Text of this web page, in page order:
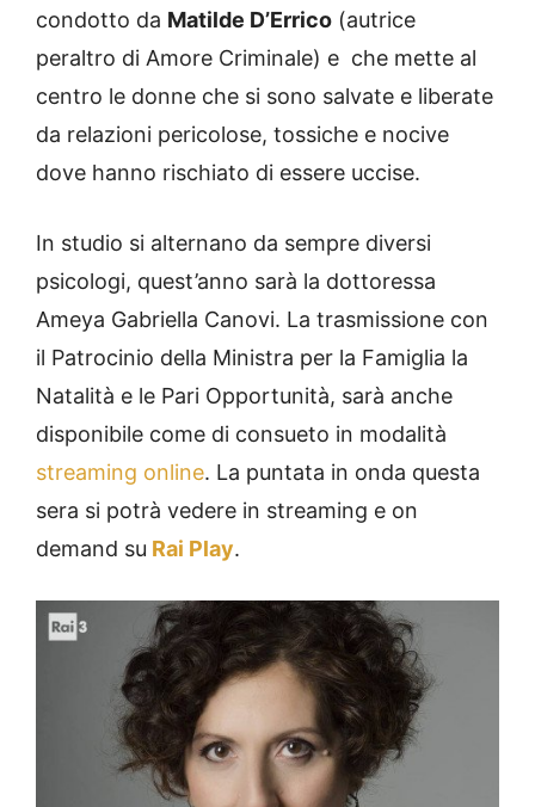
condotto da Matilde D’Errico (autrice
peraltro di Amore Criminale) e che mette al
centro le donne che si sono salvate e liberate
da relazioni pericolose, tossiche e nocive
dove hanno rischiato di essere uccise.
In studio si alternano da sempre diversi
psicologi, quest’anno sarà la dottoressa
Ameya Gabriella Canovi. La trasmissione con
il Patrocinio della Ministra per la Famiglia la
Natalità e le Pari Opportunità, sarà anche
disponibile come di consueto in modalità
streaming online. La puntata in onda questa
sera si potrà vedere in streaming e on
demand su Rai Play.